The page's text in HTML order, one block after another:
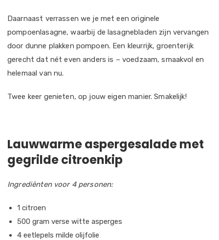
Daarnaast verrassen we je met een originele
pompoenlasagne, waarbij de lasagnebladen zijn vervangen
door dunne plakken pompoen. Een kleurrijk, groenterijk
gerecht dat nét even anders is – voedzaam, smaakvol en
helemaal van nu.
Twee keer genieten, op jouw eigen manier. Smakelijk!
Lauwwarme aspergesalade met
gegrilde citroenkip
Ingrediënten voor 4 personen:
1 citroen
500 gram verse witte asperges
4 eetlepels milde olijfolie